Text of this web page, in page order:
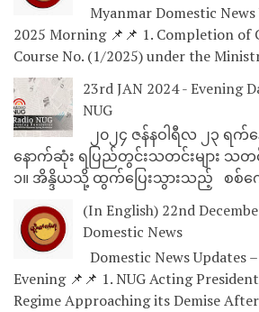
Myanmar Domestic
2025 Morning 📌📌 1. Completion of
Course No. (1/2025) under the
23rd JAN 2024 - Evening
NUG
၂၀၂၄ ဇန်နဝါရီလ ၂၃ ရက်
နောက်ဆုံး ရပြည်တွင်းသတင်းများ သတင်း
၁။ အိန္ဒိယသို့ ထွက်ပြေးသွားသည့် စစ်က
(In English) 22nd
Domestic News
Domestic News Updates
Evening 📌📌 1. NUG Acting
Regime Approaching its Demise